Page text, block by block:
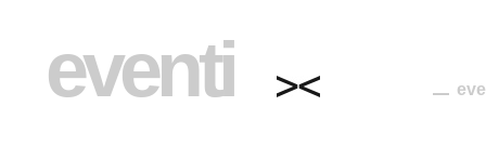
eventi